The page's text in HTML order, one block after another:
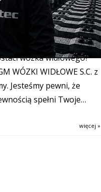
więcej »
wózka widłowego?
WÓZKI WIDŁOWE S.C. z
Jesteśmy pewni, że
spełni Twoje…
więcej »